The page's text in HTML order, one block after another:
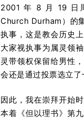
2001 年 8 月 19 日
Church Durham）的
执事，这是教会历史
大家视执事为属灵领
灵带领权保留给男性
会还是通过投票选立了
因此，我在崇拜开始
本着《但以理书》第